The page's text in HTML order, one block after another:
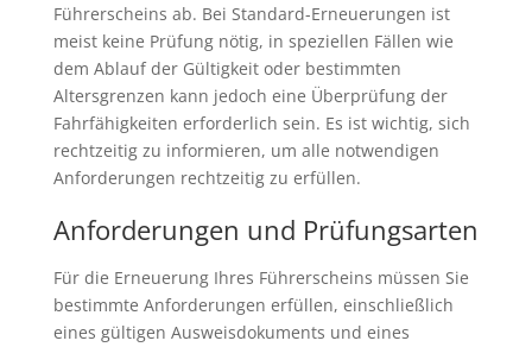
Führerscheins ab. Bei Standard-Erneuerungen ist
meist keine Prüfung nötig, in speziellen Fällen wie
dem Ablauf der Gültigkeit oder bestimmten
Altersgrenzen kann jedoch eine Überprüfung der
Fahrfähigkeiten erforderlich sein. Es ist wichtig, sich
rechtzeitig zu informieren, um alle notwendigen
Anforderungen rechtzeitig zu erfüllen.
Anforderungen und Prüfungsarten
Für die Erneuerung Ihres Führerscheins müssen Sie
bestimmte Anforderungen erfüllen, einschließlich
eines gültigen Ausweisdokuments und eines